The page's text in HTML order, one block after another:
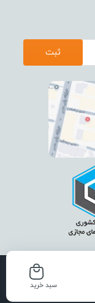
ثبت
فقط برای مقاصد غیر
.
سبد خرید